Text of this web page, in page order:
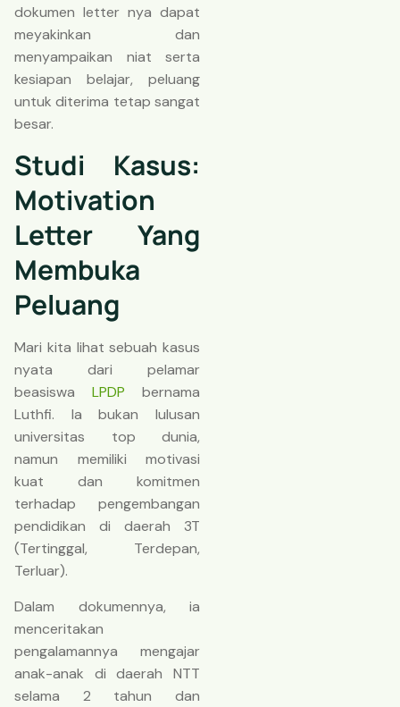
dokumen letter nya dapat
meyakinkan dan
menyampaikan niat serta
kesiapan belajar, peluang
untuk diterima tetap sangat
besar.
Studi Kasus:
Motivation
Letter Yang
Membuka
Peluang
Mari kita lihat sebuah kasus
nyata dari pelamar
beasiswa LPDP bernama
Luthfi. Ia bukan lulusan
universitas top dunia,
namun memiliki motivasi
kuat dan komitmen
terhadap pengembangan
pendidikan di daerah 3T
(Tertinggal, Terdepan,
Terluar).
Dalam dokumennya, ia
menceritakan
pengalamannya mengajar
anak-anak di daerah NTT
selama 2 tahun dan